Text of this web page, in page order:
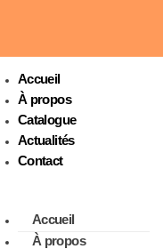
Accueil
À propos
Catalogue
Actualités
Contact
Accueil
À propos